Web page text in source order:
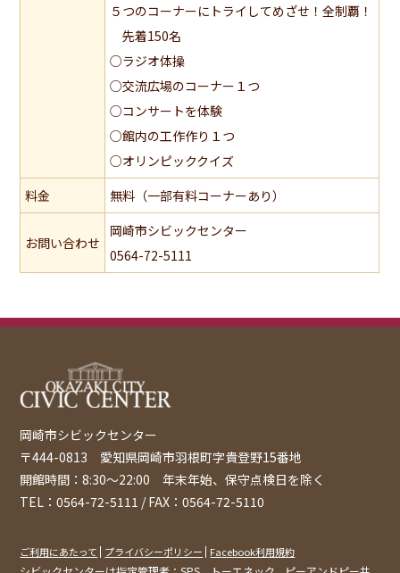
５つのコーナーにトライしてめざせ！全制覇！
先着150名
○ラジオ体操
○交流広場のコーナー１つ
○コンサートを体験
○館内の工作作り１つ
○オリンピッククイズ
料金
無料（一部有料コーナーあり）
お問い合わせ
岡崎市シビックセンター
0564-72-5111
岡崎市シビックセンター
〒444-0813 愛知県岡崎市羽根町字貴登野15番地
開館時間：8:30〜22:00 年末年始、保守点検日を除く
TEL：0564-72-5111 / FAX：0564-72-5110
ご利用にあたって プライバシーポリシー Facebook利用規約